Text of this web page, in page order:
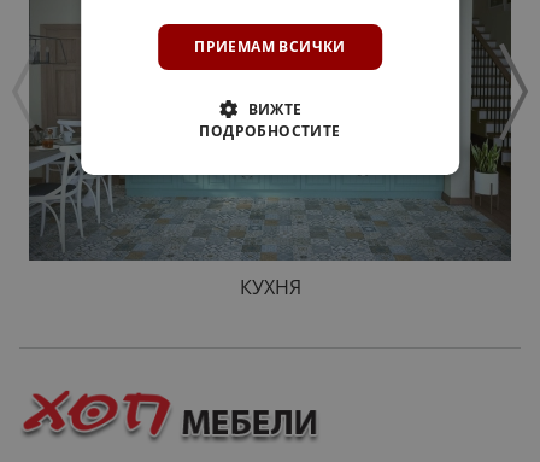
КУХНЯ
ПРИЕМАМ ВСИЧКИ
ВИЖТЕ
ПОДРОБНОСТИТЕ